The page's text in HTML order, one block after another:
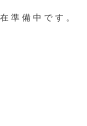
備中です。